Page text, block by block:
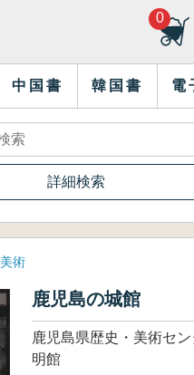
0
中国書 韓国書 電
詳細検索
美術
鹿児島の城館
鹿児島県歴史・美術セ
明館